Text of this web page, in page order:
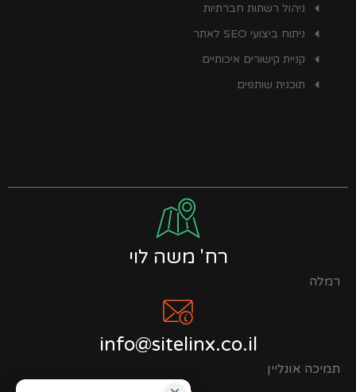
ניהול רשתות חברתיות
ניתוח ביצועי SEO לאתר
קניית קישורים איכותיים
תוכנית שותפים
רח' משה לוי
רמלה
info@sitelinx.co.il
תמיכה אונליין